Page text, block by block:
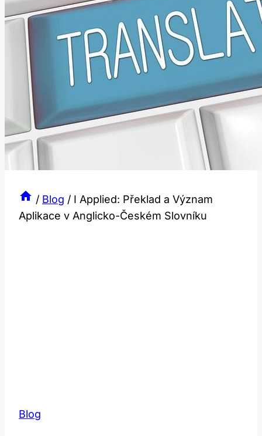
/ Blog / I Applied: Překlad a Význam
Aplikace v Anglicko-Českém Slovníku
Blog